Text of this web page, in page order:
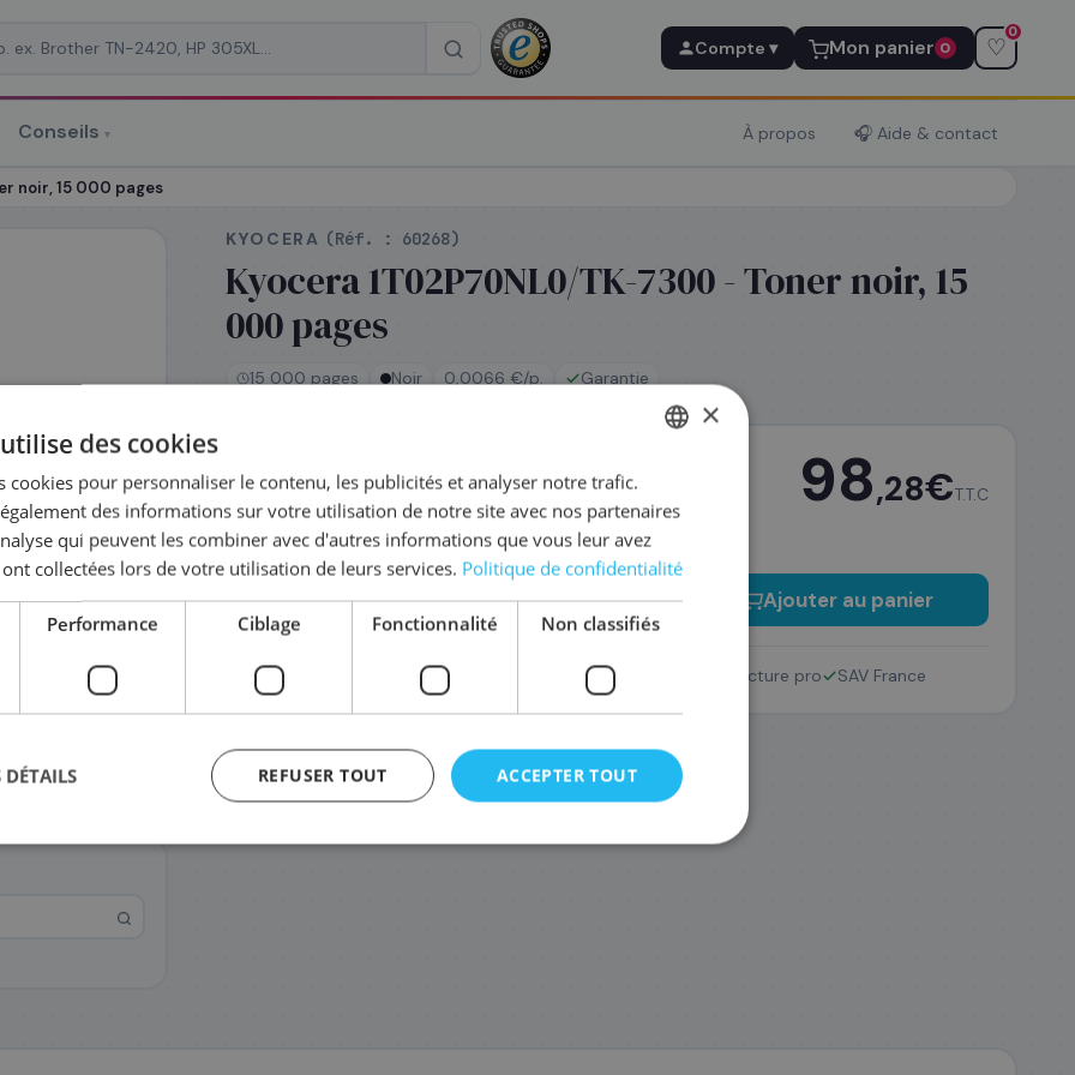
Compte ▾ Mon panier 0 ♡
0
Conseils ▾ À propos 🎧 Aide & contact
noir, 15 000 pages
KYOCERA (Réf. : 60268)
Kyocera 1T02P70NL0/TK-7300 - Toner noir, 15
000 pages
15 000 pages Noir 0,0066 €/p. Garantie
Expédié le jour même —
commandez avant 14h
Coût par impression :0,0066€
98,28€T.T.C
− + Ajouter au panier
Retour 14 jours Facture pro SAV France
ENGLISH
×
des cookies
cookies pour personnaliser le contenu, les publicités et analyser notre trafic.
des informations sur votre utilisation de notre site avec nos partenaires
qui peuvent les combiner avec d'autres informations que vous leur avez
collectées lors de votre utilisation de leurs services. Politique de confidentialité
Performance Ciblage Fonctionnalité Non classifiés
ACCEPTER TOUT
REFUSER TOUT
DÉTAILS